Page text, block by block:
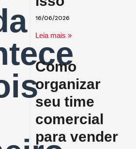
16/06/2026
Leia mais »
Como
organizar
seu time
comercial
para vender